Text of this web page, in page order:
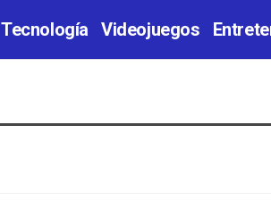
Tecnología Videojuegos